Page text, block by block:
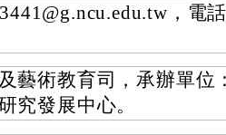
，電話
藝術教育司，承辦單位：
究發展中心。